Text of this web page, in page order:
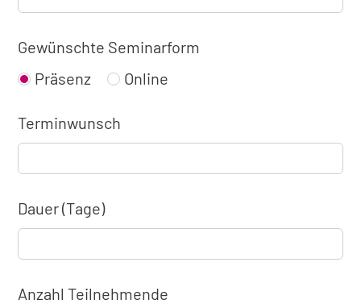
Gewünschte Seminarform
Präsenz
Online
Terminwunsch
Dauer (Tage)
Anzahl Teilnehmende